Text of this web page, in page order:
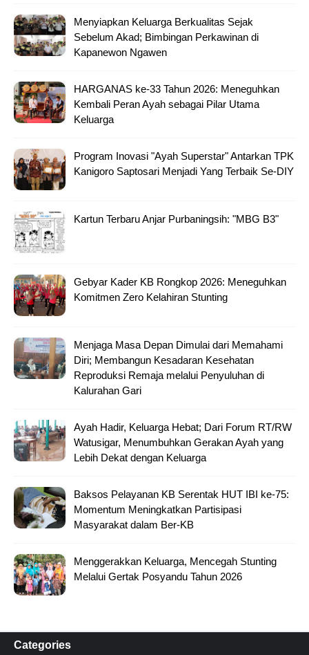
Menyiapkan Keluarga Berkualitas Sejak
Sebelum Akad; Bimbingan Perkawinan di
Kapanewon Ngawen
HARGANAS ke-33 Tahun 2026: Meneguhkan
Kembali Peran Ayah sebagai Pilar Utama
Keluarga
Program Inovasi "Ayah Superstar" Antarkan TPK
Kanigoro Saptosari Menjadi Yang Terbaik Se-DIY
Kartun Terbaru Anjar Purbaningsih: "MBG B3"
Gebyar Kader KB Rongkop 2026: Meneguhkan
Komitmen Zero Kelahiran Stunting
Menjaga Masa Depan Dimulai dari Memahami
Diri; Membangun Kesadaran Kesehatan
Reproduksi Remaja melalui Penyuluhan di
Kalurahan Gari
Ayah Hadir, Keluarga Hebat; Dari Forum RT/RW
Watusigar, Menumbuhkan Gerakan Ayah yang
Lebih Dekat dengan Keluarga
Baksos Pelayanan KB Serentak HUT IBI ke-75:
Momentum Meningkatkan Partisipasi
Masyarakat dalam Ber-KB
Menggerakkan Keluarga, Mencegah Stunting
Melalui Gertak Posyandu Tahun 2026
Categories